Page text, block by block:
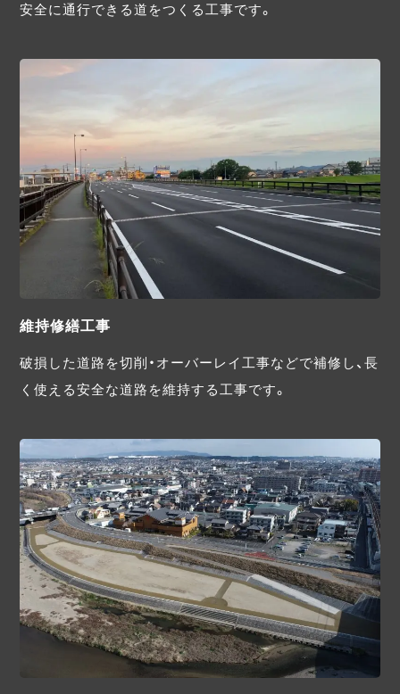
安全に通行できる道をつくる工事です。
維持修繕工事
破損した道路を切削・オーバーレイ工事などで補修し、長
く使える安全な道路を維持する工事です。